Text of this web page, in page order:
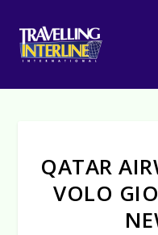
QATAR
VOLO